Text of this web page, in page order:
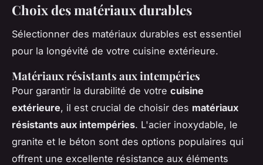
Choix des matériaux durables
Sélectionner des matériaux durables est essentiel
pour la longévité de votre cuisine extérieure.
Matériaux résistants aux intempéries
Pour garantir la durabilité de votre cuisine
extérieure, il est crucial de choisir des matériaux
résistants aux intempéries. L'acier inoxydable, le
granite et le béton sont des options populaires qui
offrent une excellente résistance aux éléments